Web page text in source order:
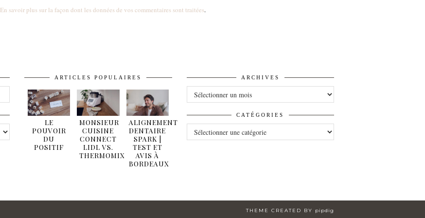
En savoir plus sur la façon dont les données de vos commentaires sont traitées.
ARTICLES POPULAIRES
LE
POUVOIR
DU
POSITIF
MONSIEUR
CUISINE
CONNECT
LIDL VS.
THERMOMIX
ALIGNEMENT
DENTAIRE
SPARK |
TEST ET
AVIS À
BORDEAUX
ARCHIVES
ARCHIVES
CATÉGORIES
CATÉGORIES
THEME CREATED BY pipdig